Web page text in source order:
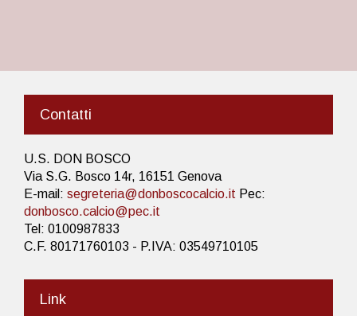
Contatti
U.S. DON BOSCO
Via S.G. Bosco 14r, 16151 Genova
E-mail: segreteria@donboscocalcio.it Pec:
donbosco.calcio@pec.it
Tel: 0100987833
C.F. 80171760103 - P.IVA: 03549710105
Link